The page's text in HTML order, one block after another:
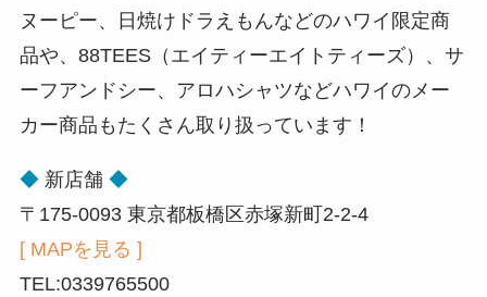
ヌーピー、日焼けドラえもんなどのハワイ限定商
品や、88TEES（エイティーエイトティーズ）、サ
ーフアンドシー、アロハシャツなどハワイのメー
カー商品もたくさん取り扱っています！
◆新店舗 ◆
〒175-0093 東京都板橋区赤塚新町2-2-4
[ MAPを見る ]
TEL:0339765500